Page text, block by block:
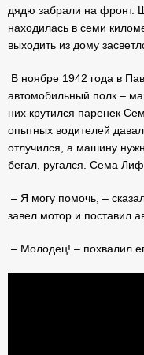
дядю забрали на фронт.
находилась в семи
выходить из дому
В ноябре 1942 года в
автомобильный полк –
них крутился паренек
опытных водителей
отлучился, а машину
бегал, ругался. Сема
– Я могу помочь, –
завел мотор и поставил
– Молодец! – похвалил